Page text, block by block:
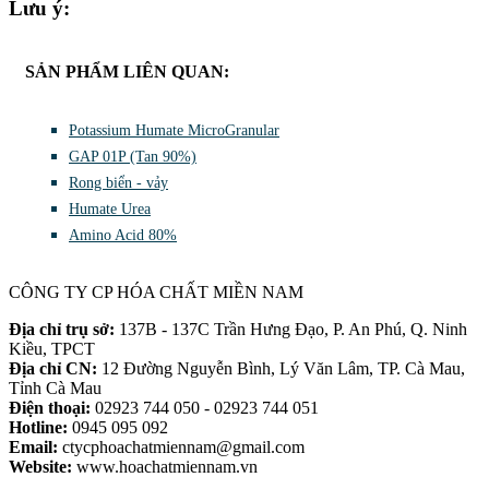
Lưu ý:
SẢN PHẨM LIÊN QUAN:
Potassium Humate MicroGranular
GAP 01P (Tan 90%)
Rong biển - vảy
Humate Urea
Amino Acid 80%
CÔNG TY CP HÓA CHẤT MIỀN NAM
Địa chỉ trụ sở: 137B - 137C Trần Hưng Đạo, P. An Phú, Q. Ninh
Kiều, TPCT
Địa chỉ CN: 12 Đường Nguyễn Bình, Lý Văn Lâm, TP. Cà Mau,
Tỉnh Cà Mau
Điện thoại: 02923 744 050 - 02923 744 051
Hotline: 0945 095 092
Email: ctycphoachatmiennam@gmail.com
Website: www.hoachatmiennam.vn